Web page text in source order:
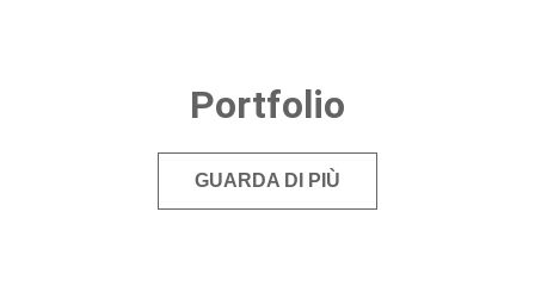
Portfolio
GUARDA DI PIÙ